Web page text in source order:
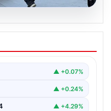
Kanlı Çıktı:
kısa sürede büyüyerek
▲ +0.07%
▲ +0.24%
▲ +4.29%